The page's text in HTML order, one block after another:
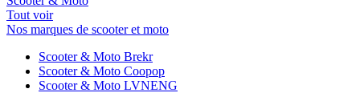
Tout voir
Nos marques de scooter et moto
Scooter & Moto Brekr
Scooter & Moto Coopop
Scooter & Moto LVNENG